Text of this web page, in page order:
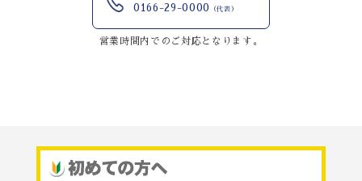
0166-29-0000 （代表）
営業時間内でのご対応となります。